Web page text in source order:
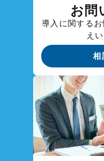
お問
導入に関する
え
相